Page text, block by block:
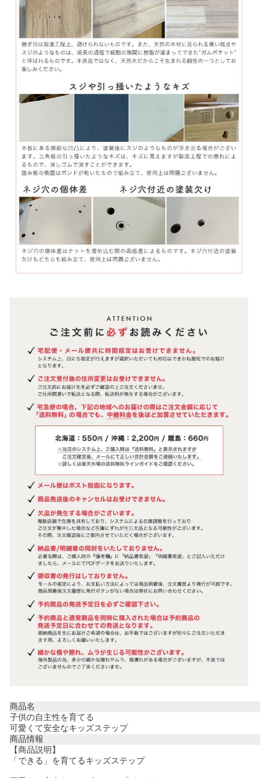
商品名
子供の自主性を育てる
可愛くて安全なキッズステップ
商品情報
【商品説明】
「できる」を育てるキッズステップ